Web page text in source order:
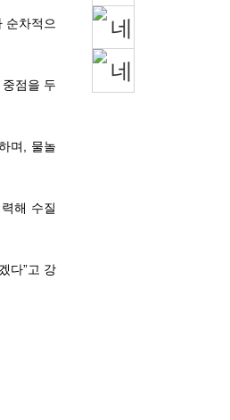
순차적으
점을 두
며, 물놀
해 수질
다”고 강